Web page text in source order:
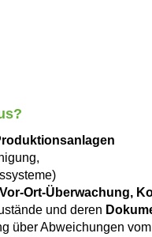
Vor-Ort-Überwachung,
und deren
über Abweichungen vom